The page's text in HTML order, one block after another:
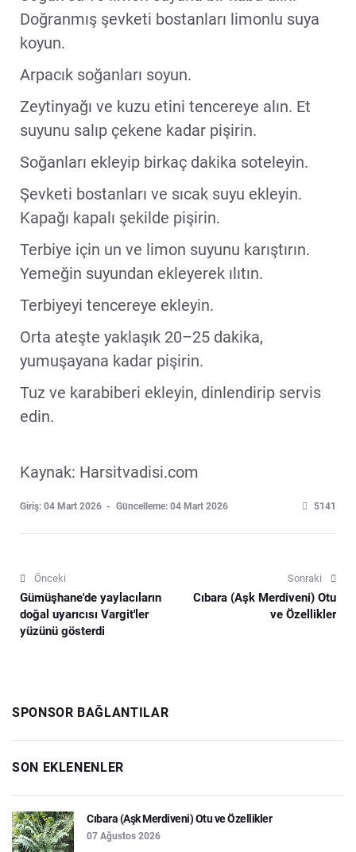
Doğranmış şevketi bostanları limonlu suya
koyun.
Arpacık soğanları soyun.
Zeytinyağı ve kuzu etini tencereye alın. Et
suyunu salıp çekene kadar pişirin.
Soğanları ekleyip birkaç dakika soteleyin.
Şevketi bostanları ve sıcak suyu ekleyin.
Kapağı kapalı şekilde pişirin.
Terbiye için un ve limon suyunu karıştırın.
Yemeğin suyundan ekleyerek ılıtın.
Terbiyeyi tencereye ekleyin.
Orta ateşte yaklaşık 20–25 dakika,
yumuşayana kadar pişirin.
Tuz ve karabiberi ekleyin, dinlendirip servis
edin.
Kaynak: Harsitvadisi.com
Giriş: 04 Mart 2026 Güncelleme: 04 Mart 2026 5141
Önceki
Gümüşhane'de yaylacıların
doğal uyarıcısı Vargit'ler
yüzünü gösterdi
Sonraki
Cıbara (Aşk Merdiveni) Otu
ve Özellikler
SPONSOR BAĞLANTILAR
SON EKLENENLER
Cıbara (Aşk Merdiveni) Otu ve Özellikler
07 Ağustos 2026